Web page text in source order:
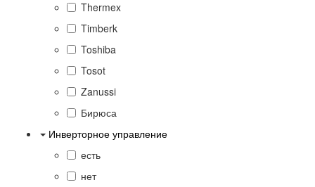
Thermex
Timberk
Toshiba
Tosot
Zanussi
Бирюса
Инверторное управление
есть
нет